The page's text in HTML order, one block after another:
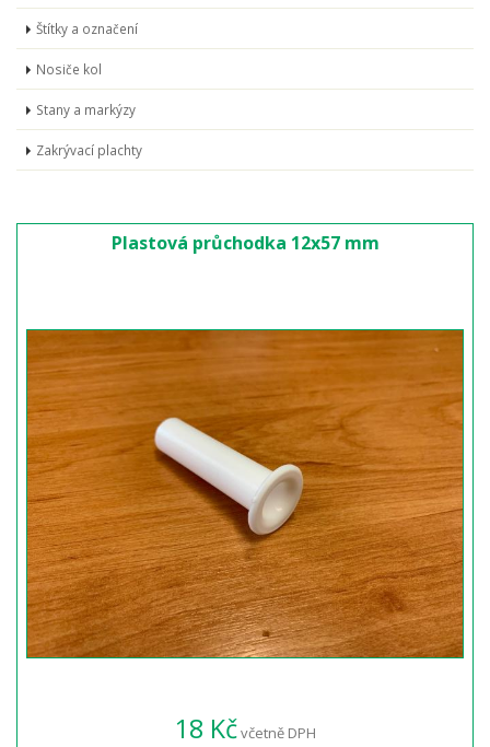
Štítky a označení
Nosiče kol
Stany a markýzy
Zakrývací plachty
Plastová průchodka 12x57 mm
18 Kčvčetně DPH